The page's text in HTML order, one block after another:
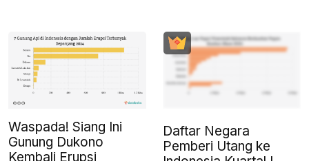
Waspada! Siang Ini
Gunung Dukono
Kembali Erupsi
Daftar Negara
Pemberi Utang ke